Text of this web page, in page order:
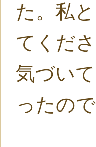
た。私
てくだ
気づい
ったの